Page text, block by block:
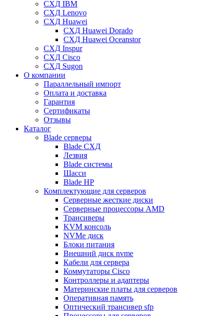
СХД IBM
СХД Lenovo
СХД Huawei
СХД Huawei Dorado
СХД Huawei Oceanstor
СХД Inspur
СХД Cisco
СХД Sugon
О компании
Параллельный импорт
Оплата и доставка
Гарантия
Сертификаты
Отзывы
Каталог
Blade серверы
Blade СХД
Лезвия
Blade системы
Шасси
Blade HP
Комплектующие для серверов
Серверные жесткие диски
Серверные процессоры AMD
Трансиверы
KVM консоль
NVMe диск
Блоки питания
Внешний диск nvme
Кабели для сервера
Коммутаторы Cisco
Контроллеры и адаптеры
Материнские платы для серверов
Оперативная память
Оптический трансивер sfp